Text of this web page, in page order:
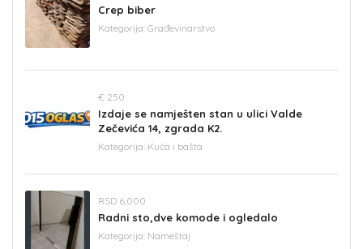
Crep biber
Kategorija: Građevinarstvo
€ 250
Izdaje se namješten stan u ulici Valde
Zečevića 14, zgrada K2.
Kategorija: Kuća i bašta
RSD 6,000
Radni sto,dve komode i ogledalo
Kategorija: Nameštaj